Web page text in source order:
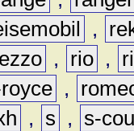
,
, rio ,
,
, s ,
s-